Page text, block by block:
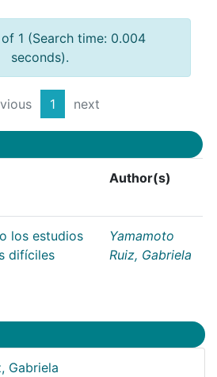
of 1 (Search time: 0.004
seconds).
1 next
Author(s)
los estudios
difíciles
Yamamoto
Ruiz, Gabriela
Gabriela